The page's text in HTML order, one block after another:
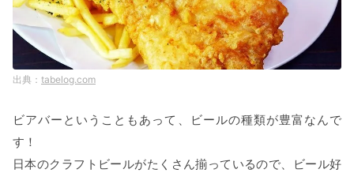
tabelog.com
ビアバーということもあって、ビールの種類が豊富なんで
す！
日本のクラフトビールがたくさん揃っているので、ビール好